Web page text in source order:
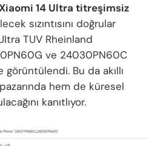
14 Ultra titreşimsiz
sızıntısını doğrular
TUV Rheinland
ve 24030PN60C
görüntülendi. Bu da akıllı
hem de küresel
kanıtlıyor.